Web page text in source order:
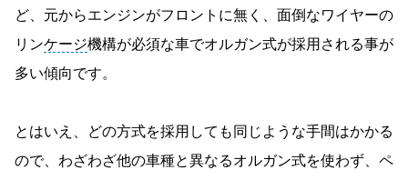
ど、元からエンジンがフロントに無く、面倒なワイヤーの
リンケージ機構が必須な車でオルガン式が採用される事が
多い傾向です。
とはいえ、どの方式を採用しても同じような手間はかかる
ので、わざわざ他の車種と異なるオルガン式を使わず、ペ